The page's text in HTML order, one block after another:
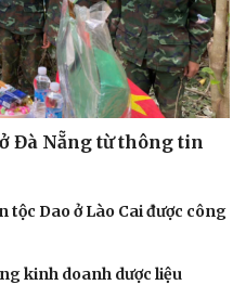
Đà Nẵng từ thông tin
tộc Dao ở Lào Cai được công
kinh doanh dược liệu